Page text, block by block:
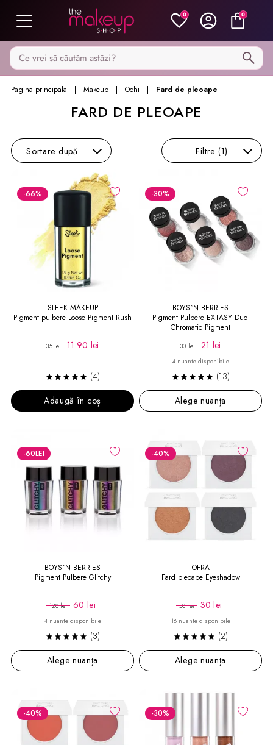
0 0
Caută pe MakeupShop
Pagina principala Makeup Ochi Fard de pleoape
FARD DE PLEOAPE
Sortare după Filtre (1)
-66%
SLEEK MAKEUP
Pigment pulbere Loose Pigment Rush
35 lei 11.90 lei
(4)
Adaugă în coș
-30%
BOYS`N BERRIES
Pigment Pulbere EXTASY Duo-
Chromatic Pigment
30 lei 21 lei
4 nuante disponibile
(13)
Alege nuanța
-60LEI
BOYS`N BERRIES
Pigment Pulbere Glitchy
120 lei 60 lei
4 nuante disponibile
(3)
Alege nuanța
-40%
OFRA
Fard pleoape Eyeshadow
50 lei 30 lei
18 nuante disponibile
(2)
Alege nuanța
-40% -30%